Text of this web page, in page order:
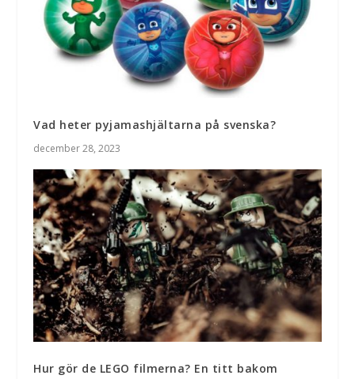
Vad heter pyjamashjältarna på svenska?
december 28, 2023
Hur gör de LEGO filmerna? En titt bakom